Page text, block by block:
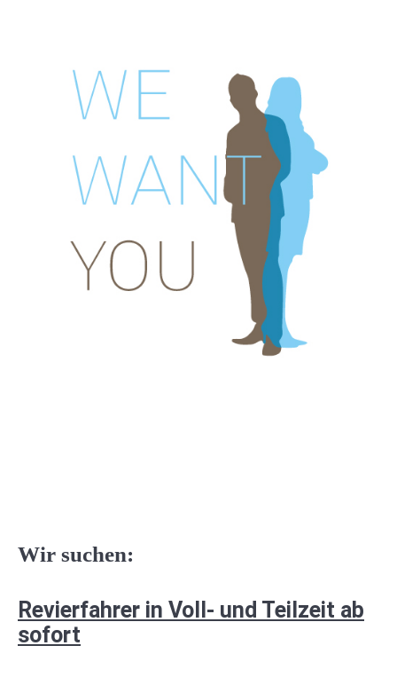
Wir suchen:
Revierfahrer in Voll- und Teilzeit ab
sofort